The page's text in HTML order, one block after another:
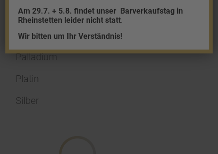
Gold
Granalien
Palladium
Platin
Silber
Am 29.7. + 5.8. findet unser Barverkaufstag in
Rheinstetten leider nicht statt.
Wir bitten um Ihr Verständnis!